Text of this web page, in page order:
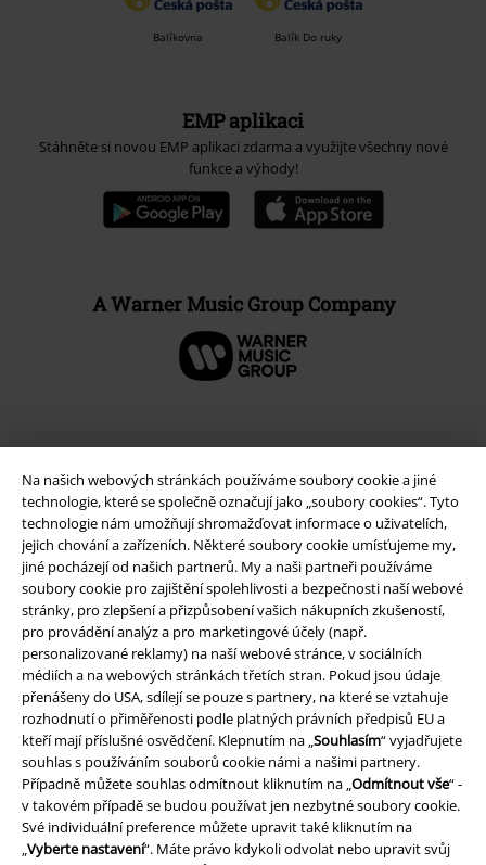
Na našich webových stránkách používáme soubory cookie a jiné
technologie, které se společně označují jako „soubory cookies“. Tyto
technologie nám umožňují shromažďovat informace o uživatelích,
jejich chování a zařízeních. Některé soubory cookie umísťujeme my,
jiné pocházejí od našich partnerů. My a naši partneři používáme
soubory cookie pro zajištění spolehlivosti a bezpečnosti naší webové
stránky, pro zlepšení a přizpůsobení vašich nákupních zkušeností,
pro provádění analýz a pro marketingové účely (např.
personalizované reklamy) na naší webové stránce, v sociálních
médiích a na webových stránkách třetích stran. Pokud jsou údaje
přenášeny do USA, sdílejí se pouze s partnery, na které se vztahuje
rozhodnutí o přiměřenosti podle platných právních předpisů EU a
kteří mají příslušné osvědčení. Klepnutím na „Souhlasím“ vyjadřujete
souhlas s používáním souborů cookie námi a našimi partnery.
Případně můžete souhlas odmítnout kliknutím na „Odmítnout vše“ -
v takovém případě se budou používat jen nezbytné soubory cookie.
Své individuální preference můžete upravit také kliknutím na
„Vyberte nastavení“. Máte právo kdykoli odvolat nebo upravit svůj
Balíkovna Balík Do ruky
EMP aplikaci
Stáhněte si novou EMP aplikaci zdarma a využijte všechny nové
funkce a výhody!
A Warner Music Group Company
Právní informace
Podmínky
Prohlášení
Ochrana osobních údajů
Likvidace odpadu a ochrana životního prostředí
Prohlášení o shodě